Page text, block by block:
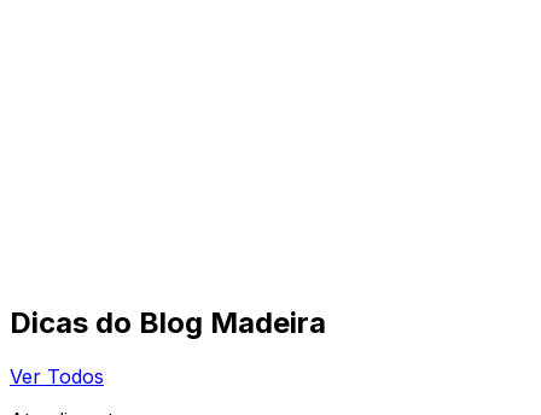
Dicas do Blog Madeira
Ver Todos